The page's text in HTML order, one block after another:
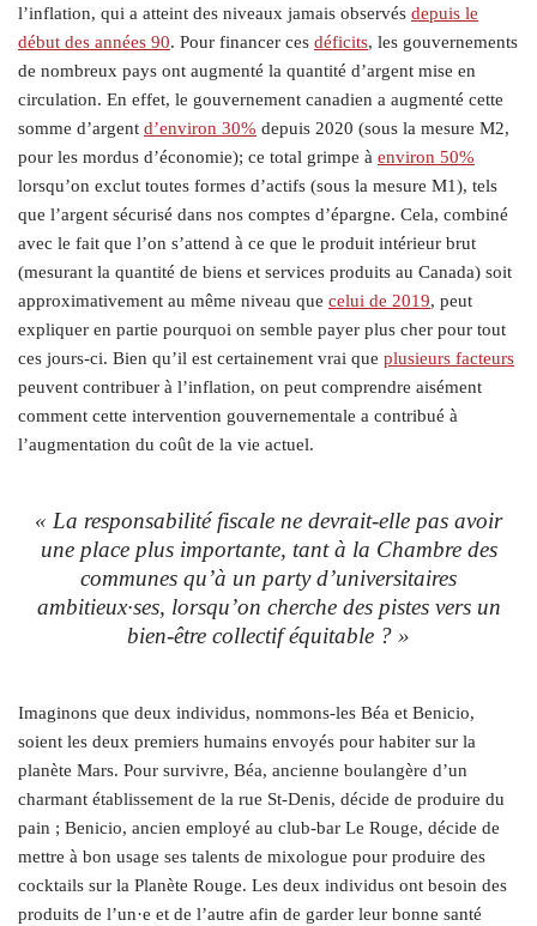
l’inflation, qui a atteint des niveaux jamais observés depuis le
début des années 90. Pour financer ces déficits, les gouvernements
de nombreux pays ont augmenté la quantité d’argent mise en
circulation. En effet, le gouvernement canadien a augmenté cette
somme d’argent d’environ 30% depuis 2020 (sous la mesure M2,
pour les mordus d’économie); ce total grimpe à environ 50%
lorsqu’on exclut toutes formes d’actifs (sous la mesure M1), tels
que l’argent sécurisé dans nos comptes d’épargne. Cela, combiné
avec le fait que l’on s’attend à ce que le produit intérieur brut
(mesurant la quantité de biens et services produits au Canada) soit
approximativement au même niveau que celui de 2019, peut
expliquer en partie pourquoi on semble payer plus cher pour tout
ces jours-ci. Bien qu’il est certainement vrai que plusieurs facteurs
peuvent contribuer à l’inflation, on peut comprendre aisément
comment cette intervention gouvernementale a contribué à
l’augmentation du coût de la vie actuel.
« La responsabilité fiscale ne devrait-elle pas avoir
une place plus importante, tant à la Chambre des
communes qu’à un partyd’universitaires
ambitieux·ses, lorsqu’on cherche des pistes vers un
bien-être collectif équitable ? »
Imaginons que deux individus, nommons-les Béa et Benicio,
soient les deux premiers humains envoyés pour habiter sur la
planète Mars. Pour survivre, Béa, ancienne boulangère d’un
charmant établissement de la rue St-Denis, décide de produire du
pain ; Benicio, ancien employé au club-bar Le Rouge, décide de
mettre à bon usage ses talents de mixologue pour produire des
cocktails sur la Planète Rouge. Les deux individus ont besoin des
produits de l’un·e et de l’autre afin de garder leur bonne santé